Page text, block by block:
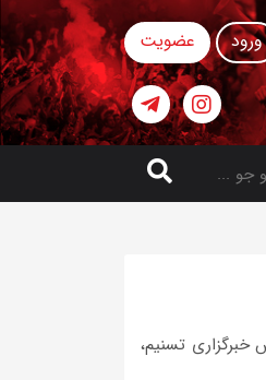
ورود عضویت
تسنیم،